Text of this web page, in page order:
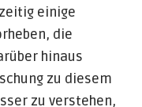
einige
die
hinaus
zu diesem
zu verstehen,